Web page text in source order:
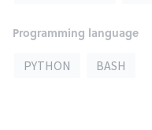
Programming language
PYTHON BASH